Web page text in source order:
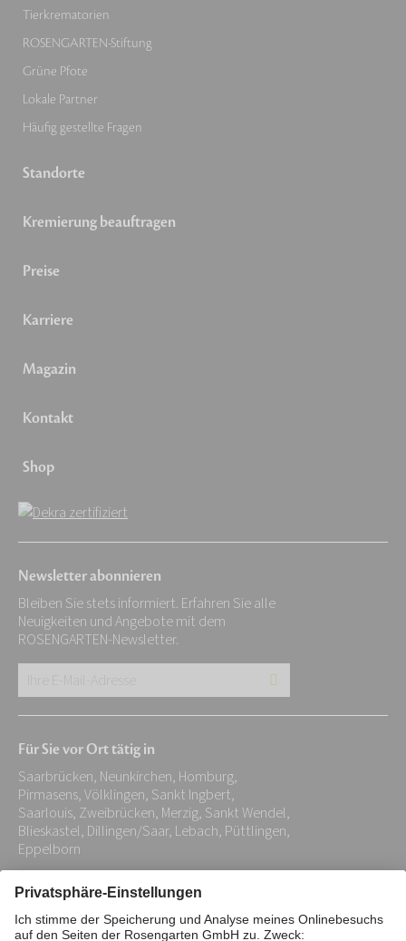
Tierkrematorien
ROSENGARTEN-Stiftung
Grüne Pfote
Lokale Partner
Häufig gestellte Fragen
Standorte
Kremierung beauftragen
Preise
Karriere
Magazin
Kontakt
Shop
Newsletter abonnieren
Bleiben Sie stets informiert. Erfahren Sie alle
Neuigkeiten und Angebote mit dem
ROSENGARTEN-Newsletter.
E-
Adresse:
*
Für Sie vor Ort tätig in
Saarbrücken, Neunkirchen, Homburg,
Pirmasens, Völklingen, Sankt Ingbert,
Saarlouis, Zweibrücken, Merzig, Sankt Wendel,
Blieskastel, Dillingen/Saar, Lebach, Püttlingen,
Eppelborn
Impressum Datenschutz
Stiftung